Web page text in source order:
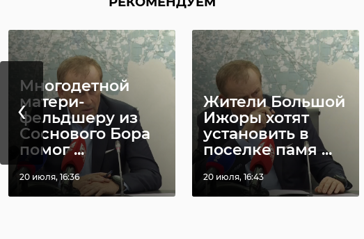
Многодетной
матери-
фельдшеру из
Соснового Бора
помог ...
20 июля, 16:36
Жители Большой
Ижоры хотят
установить в
поселке памя ...
20 июля, 16:43
‹